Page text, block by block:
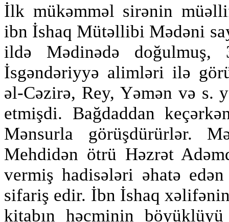
İlk mükəmməl sirənin
ibn İshaq Mütəllibi Mədəni
ildə Mədinədə doğulmuş,
İsgəndəriyyə alimləri ilə
əl-Cəzirə, Rey, Yəmən və s.
etmişdi. Bağdaddan
Mənsurla görüşdürürlər.
Mehdidən ötrü Həzrət
vermiş hadisələri əhatə
sifariş edir. İbn İshaq
kitabın həcminin